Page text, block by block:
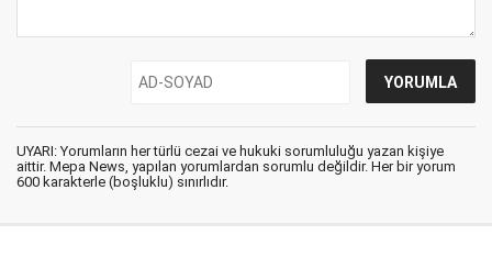
UYARI: Yorumların her türlü cezai ve hukuki sorumluluğu yazan kişiye
aittir. Mepa News, yapılan yorumlardan sorumlu değildir. Her bir yorum
600 karakterle (boşluklu) sınırlıdır.